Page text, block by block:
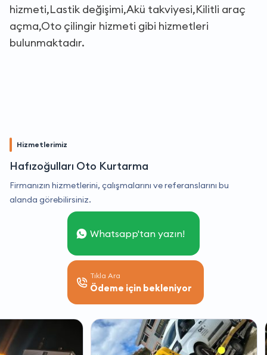
hizmeti,Lastik değişimi,Akü takviyesi,Kilitli araç
açma,Oto çilingir hizmeti gibi hizmetleri
bulunmaktadır.
Hizmetlerimiz
Hafızoğulları Oto Kurtarma
Firmanızın hizmetlerini, çalışmalarını ve referanslarını bu
alanda görebilirsiniz.
Whatsapp'tan yazın!
Tıkla Ara
Ödeme için bekleniyor